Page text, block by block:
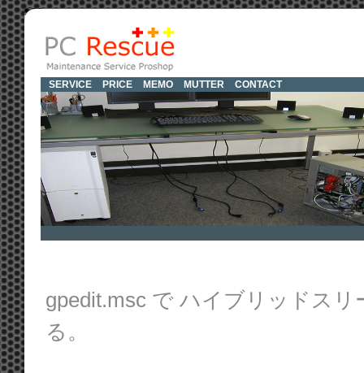
SERVICE PRICE MEMO MUTTER CONTACT
gpedit.msc で ハイブリッドス
る。